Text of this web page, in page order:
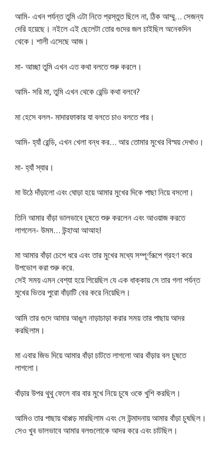
আমি- এখন পর্যন্ত তুমি এটা নিতে প্রস্তুত ছিলে না, ঠিক আম্মু… সেজন্য
দেরি হয়েছে। নইলে এই ছেলেটা তোর গুদের জল চাইছিল অনেকদিন
থেকে। শালী এসেছে আজ।
মা- আচ্ছা তুমি এখন এত কথা বলতে শুরু করলে।
আমি- সরি মা, তুমি এখন থেকে রেন্ডি কথা বলবে?
মা হেসে বলল- মাদারফাকার যা বলতে চাও বলতে পার।
আমি- হ্যাঁ রেন্ডি, এখন খেলা বন্ধ কর… আর তোমার মুখের বিস্ময় দেখাও।
মা- হ্যাঁ স্যার।
মা উঠে দাঁড়ালো এবং ঘোড়া হয়ে আমার মুখের দিকে পাছা নিয়ে বসলো।
তিনি আমার বাঁড়া ভালভাবে চুষতে শুরু করলেন এবং আওয়াজ করতে
লাগলেন- উমম… উন্হাআ আআহ!
মা আমার বাঁড়া চেপে ধরে এবং তার মুখের মধ্যে সম্পূর্ণরূপে গ্রহণ করে
উপভোগ করা শুরু করে.
সেই সময় এমন বেশ্যা হয়ে গিয়েছিল যে এক ধাক্কায় সে তার গলা পর্যন্ত
মুখের ভিতর পুরো বাঁড়াটি বের করে নিয়েছিল।
আমি তার গুদে আমার আঙুল নাড়াচাড়া করার সময় তার পাছায় আদর
করছিলাম।
মা এবার জিভ দিয়ে আমার বাঁড়া চাটতে লাগলো আর বাঁড়ার বল চুষতে
লাগলো।
বাঁড়ার উপর থুথু ফেলে বার বার মুখে নিয়ে চুষে ওকে খুশি করছিল।
আমিও তার পাছায় থাপ্পড় মারছিলাম এবং সে উন্মাদনায় আমার বাঁড়া চুষছিল।
সেও খুব ভালভাবে আমার বলগুলোকে আদর করে এবং চাটছিল।